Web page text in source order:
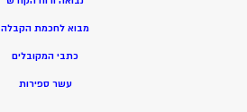
מבוא לחכמת הקבלה
כתבי המקובלים
עשר ספירות